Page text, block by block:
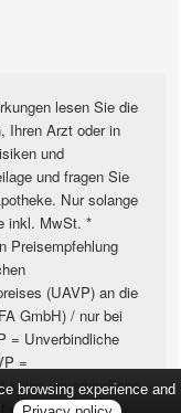
lesen Sie die
Ihren Arzt oder in
und
und fragen Sie
Nur solange
inkl. MwSt. *
Preisempfehlung
(UAVP) an die
GmbH) / nur bei
= Unverbindliche
=
keine unverbindliche
ein von den
browsing experience and